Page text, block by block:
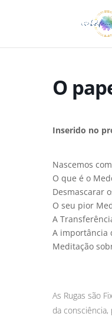
O
Inserido no
Nascemos
O que é o
Desmascarar
O seu pior
A
A importância
Meditação
As Rugas são
da